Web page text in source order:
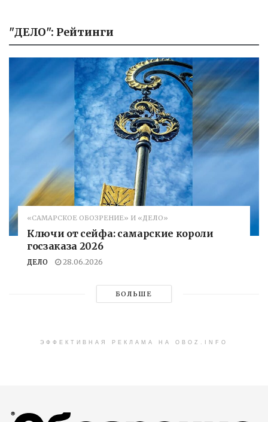
"ДЕЛО": Рейтинги
«САМАРСКОЕ ОБОЗРЕНИЕ» И «ДЕЛО»
Ключи от сейфа: самарские короли
госзаказа 2026
ДЕЛО 28.06.2026
БОЛЬШЕ
ЭФФЕКТИВНАЯ РЕКЛАМА НА OBOZ.INFO